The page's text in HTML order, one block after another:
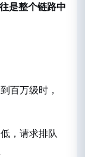
是整个链路中
百万级时，
，请求排队